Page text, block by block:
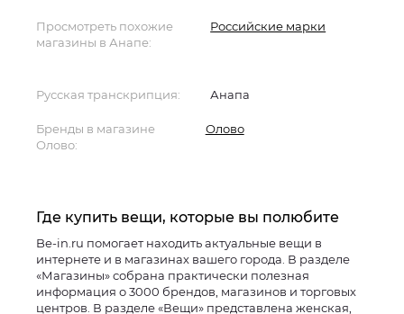
Просмотреть похожие
магазины в Анапе:
Российские марки
Русская транскрипция: Анапа
Бренды в магазине
Олово:
Олово
Где купить вещи, которые вы полюбите
Be-in.ru помогает находить актуальные вещи в
интернете и в магазинах вашего города. В разделе
«Магазины» собрана практически полезная
информация о 3000 брендов, магазинов и торговых
центров. В разделе «Вещи» представлена женская,